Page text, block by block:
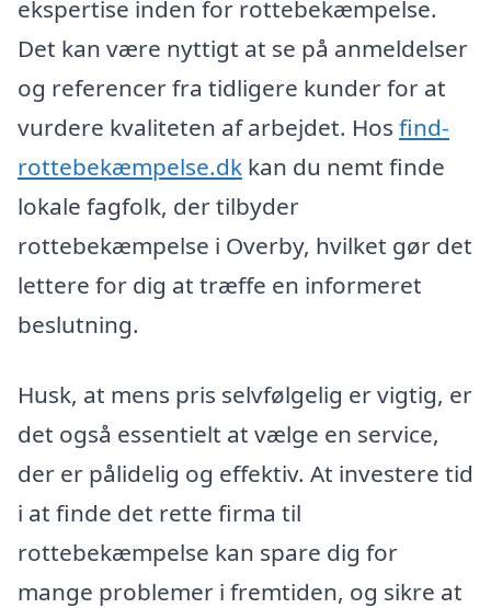
ekspertise inden for rottebekæmpelse.
Det kan være nyttigt at se på anmeldelser
og referencer fra tidligere kunder for at
vurdere kvaliteten af arbejdet. Hos find-
rottebekæmpelse.dk kan du nemt finde
lokale fagfolk, der tilbyder
rottebekæmpelse i Overby, hvilket gør det
lettere for dig at træffe en informeret
beslutning.
Husk, at mens pris selvfølgelig er vigtig, er
det også essentielt at vælge en service,
der er pålidelig og effektiv. At investere tid
i at finde det rette firma til
rottebekæmpelse kan spare dig for
mange problemer i fremtiden, og sikre at